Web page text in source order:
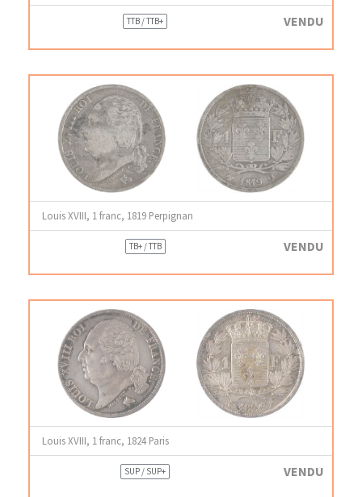
TTB / TTB+ VENDU
Louis XVIII, 1 franc, 1819 Perpignan
TB+ / TTB VENDU
Louis XVIII, 1 franc, 1824 Paris
SUP / SUP+ VENDU